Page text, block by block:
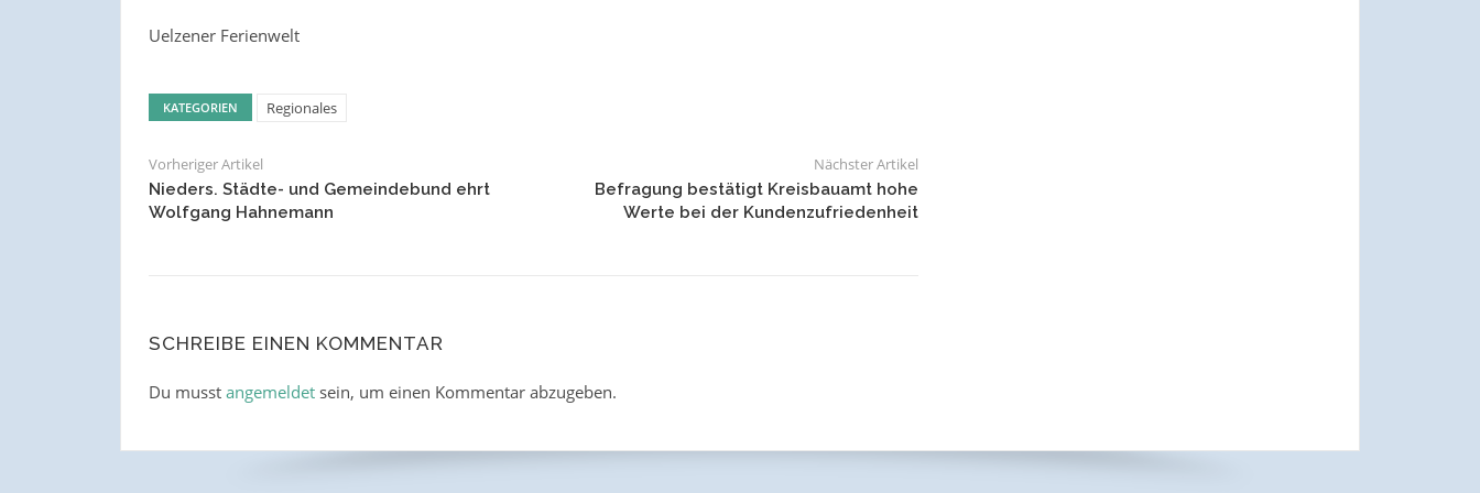
Uelzener Ferienwelt
KATEGORIEN Regionales
Vorheriger Artikel
Nieders. Städte- und Gemeindebund ehrt
Wolfgang Hahnemann
Nächster Artikel
Befragung bestätigt Kreisbauamt hohe
Werte bei der Kundenzufriedenheit
SCHREIBE EINEN KOMMENTAR
Du musst angemeldetsein, um einen Kommentar abzugeben.